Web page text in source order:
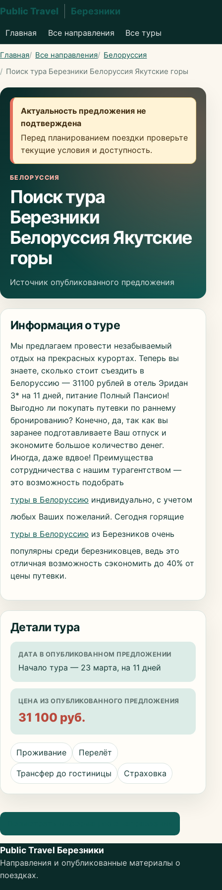
Public Travel Березники
Главная Все направления Все туры
Главная Все направления
Белоруссия
Поиск тура Березники Белоруссия Якутские горы
Актуальность предложения не
подтверждена
Перед планированием поездки проверьте
текущие условия и доступность.
БЕЛОРУССИЯ
Поиск тура
Березники
Белоруссия Якутские
горы
Источник опубликованного предложения
Информация о туре
Мы предлагаем провести незабываемый
отдых на прекрасных курортах. Теперь вы
знаете, сколько стоит съездить в
Белоруссию — 31100 рублей в отель Эридан
3* на 11 дней, питание Полный Пансион!
Выгодно ли покупать путевки по раннему
бронированию? Конечно, да, так как вы
заранее подготавливаете Ваш отпуск и
экономите большое количество денег.
Иногда, даже вдвое! Преимущества
сотрудничества с нашим турагентством —
это возможность подобрать
туры в Белоруссию индивидуально, с учетом
любых Ваших пожеланий. Сегодня горящие
туры в Белоруссию из Березников очень
популярны среди березниковцев, ведь это
отличная возможность сэкономить до 40% от
цены путевки.
Детали тура
ДАТА В ОПУБЛИКОВАННОМ ПРЕДЛОЖЕНИИ
Начало тура — 23 марта, на 11 дней
ЦЕНА ИЗ ОПУБЛИКОВАННОГО ПРЕДЛОЖЕНИЯ
31 100 руб.
Проживание Перелёт
Трансфер до гостиницы Страховка
Public Travel Березники
Направления и опубликованные материалы о
поездках.